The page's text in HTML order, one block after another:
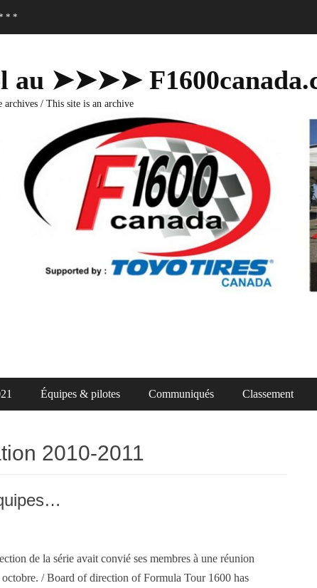
* *
au ➤➤➤➤
archives / This site is an archive
Équipes & pilotes Communiqués Classement
2010-2011
de la série avait convié ses membres à une réunion
/ Board of direction of Formula Tour 1600 has